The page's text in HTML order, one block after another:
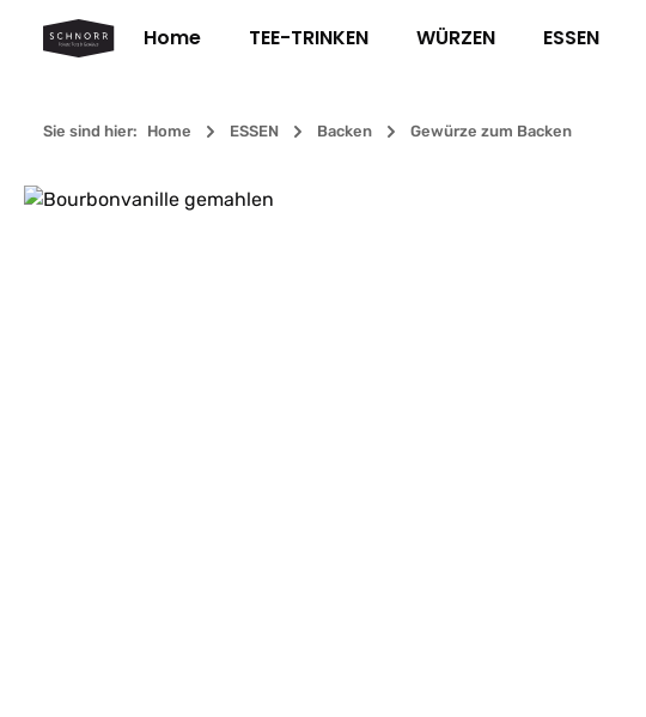
Hauptinhalt springen
Zur Suche springen
Zur Hauptnavigation springen
Home TEE-TRINKEN WÜRZEN ESSEN
Sie sind hier: Home ESSEN Backen Gewürze zum Backen
Bildergalerie überspringen